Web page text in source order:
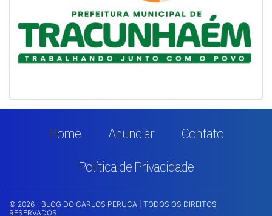
Home Anunciar
Contato
Política de Privacidade
© 2026 - BLOG DO CARLOS PERUCA | TODOS OS DIREITOS
RESERVADOS